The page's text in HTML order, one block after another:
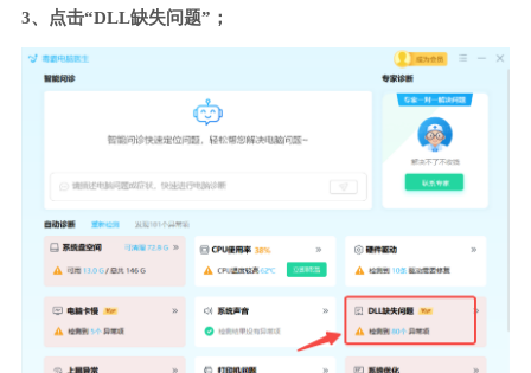
3、点击“DLL缺失问题”；